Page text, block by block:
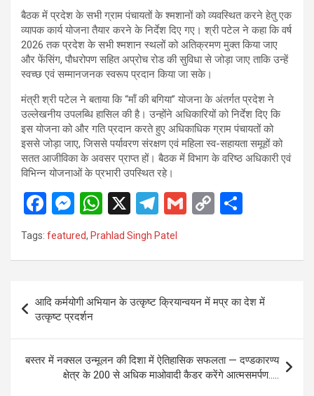
बैठक में प्रदेश के सभी ग्राम पंचायतों के श्मशानों को व्यवस्थित करने हेतु एक
व्यापक कार्य योजना तैयार करने के निर्देश दिए गए। श्री पटेल ने कहा कि वर्ष
2026 तक प्रदेश के सभी श्मशान स्थलों को अतिक्रमण मुक्त किया जाए
और फेंसिंग, पौधरोपण सहित अप्रोच रोड की सुविधा से जोड़ा जाए ताकि उन्हें
स्वच्छ एवं सम्मानजनक स्वरूप प्रदान किया जा सके।
मंत्री श्री पटेल ने बताया कि “माँ की बगिया” योजना के अंतर्गत प्रदेश ने
उल्लेखनीय उपलब्धि हासिल की है। उन्होंने अधिकारियों को निर्देश दिए कि
इस योजना को और गति प्रदान करते हुए अधिकाधिक ग्राम पंचायतों को
इससे जोड़ा जाए, जिससे पर्यावरण संरक्षण एवं महिला स्व-सहायता समूहों को
सतत आजीविका के अवसर प्राप्त हों। बैठक में विभाग के वरिष्ठ अधिकारी एवं
विभिन्न योजनाओं के प्रभारी उपस्थित रहे।
F
a
ce
o
o
k
M
es
se
g
er
W
h
at
A
p
X
T
el
e
a
m
G
C
n
k
Tags: featured, Prahlad Singh Patel
navigation
आदि कर्मयोगी अभियान के उत्कृष्ट क्रियान्वयन में मप्र का देश में
उत्कृष्ट प्रदर्शन
बस्तर में नक्सल उन्मूलन की दिशा में ऐतिहासिक सफलता — दण्डकारण्य
क्षेत्र के 200 से अधिक माओवादी कैडर करेंगे आत्मसमर्पण…..